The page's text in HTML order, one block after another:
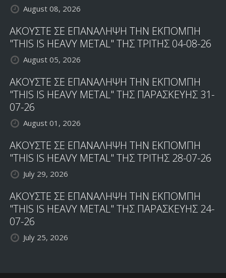
August 08, 2026
ΑΚΟΥΣΤΕ ΣΕ ΕΠΑΝΑΛΗΨΗ ΤΗΝ ΕΚΠΟΜΠΗ
"THIS IS HEAVY METAL" ΤΗΣ ΤΡΙΤΗΣ 04-08-26
August 05, 2026
ΑΚΟΥΣΤΕ ΣΕ ΕΠΑΝΑΛΗΨΗ ΤΗΝ ΕΚΠΟΜΠΗ
"THIS IS HEAVY METAL" ΤΗΣ ΠΑΡΑΣΚΕΥΗΣ 31-
07-26
August 01, 2026
ΑΚΟΥΣΤΕ ΣΕ ΕΠΑΝΑΛΗΨΗ ΤΗΝ ΕΚΠΟΜΠΗ
"THIS IS HEAVY METAL" ΤΗΣ ΤΡΙΤΗΣ 28-07-26
July 29, 2026
ΑΚΟΥΣΤΕ ΣΕ ΕΠΑΝΑΛΗΨΗ ΤΗΝ ΕΚΠΟΜΠΗ
"THIS IS HEAVY METAL" ΤΗΣ ΠΑΡΑΣΚΕΥΗΣ 24-
07-26
July 25, 2026